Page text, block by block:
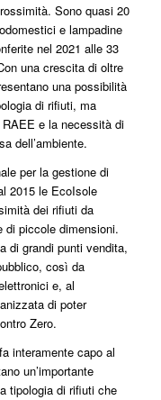
Sono quasi 20
e lampadine
nel 2021 alle 33
una crescita di oltre
una possibilità
di rifiuti, ma
e la necessità di
dell’ambiente.
per la gestione di
2015 le EcoIsole
dei rifiuti da
di piccole dimensioni.
di grandi punti vendita,
così da
e, al
di poter
Zero.
interamente capo al
un’importante
tipologia di rifiuti che